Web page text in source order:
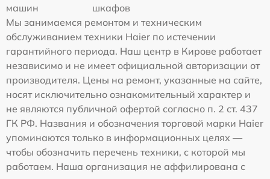
машин
шкафов
Мы занимаемся ремонтом и техническим
обслуживанием техники Haier по истечении
гарантийного периода. Наш центр в Кирове работает
независимо и не имеет официальной авторизации от
производителя. Цены на ремонт, указанные на сайте,
носят исключительно ознакомительный характер и
не являются публичной офертой согласно п. 2 ст. 437
ГК РФ. Названия и обозначения торговой марки Haier
упоминаются только в информационных целях —
чтобы обозначить перечень техники, с которой мы
работаем. Наша организация не аффилирована с